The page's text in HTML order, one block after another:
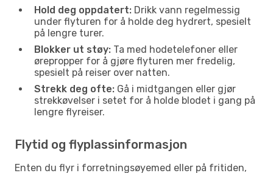
Hold deg oppdatert: Drikk vann regelmessig
under flyturen for å holde deg hydrert, spesielt
på lengre turer.
Blokker ut støy: Ta med hodetelefoner eller
ørepropper for å gjøre flyturen mer fredelig,
spesielt på reiser over natten.
Strekk deg ofte: Gå i midtgangen eller gjør
strekkøvelser i setet for å holde blodet i gang på
lengre flyreiser.
Flytid og flyplassinformasjon
Enten du flyr i forretningsøyemed eller på fritiden,